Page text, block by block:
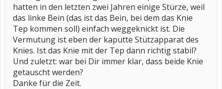
hatten in den letzten zwei Jahren einige Stürze, weil
das linke Bein (das ist das Bein, bei dem das Knie
Tep kommen soll) einfach weggeknickt ist. Die
Vermutung ist eben der kaputte Stützapparat des
Knies. Ist das Knie mit der Tep dann richtig stabil?
Und zuletzt: war bei Dir immer klar, dass beide Knie
getauscht werden?
Danke für die Zeit.